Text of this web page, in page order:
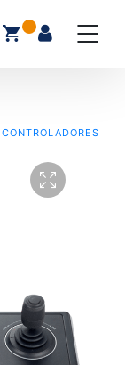
CONTROLADORES